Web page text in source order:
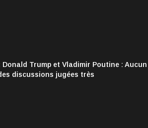
Donald Trump et Vladimir Poutine : Aucun
discussions jugées très